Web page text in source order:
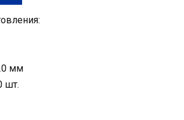
мм
шт.